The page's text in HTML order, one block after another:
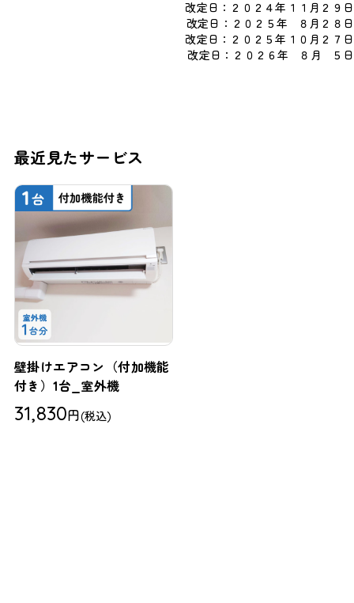
改定日：２０２４年１１月２９日
改定日：２０２５年 ８月２８日
改定日：２０２５年１０月２７日
改定日：２０２６年 ８月 ５日
最近見たサービス
壁掛けエアコン（付加機能
付き）1台_室外機
31,830円(税込)